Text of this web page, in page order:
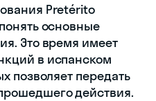
Pretérito
основные
Это время имеет
в испанском
позволяет передать
действия.